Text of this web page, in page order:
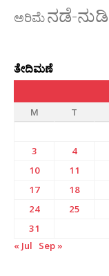
ಅರಿಮೆನಡೆ-ನುಡಿ
ತೇದಿಮಣೆ
M
T
3
4
10
11
17
18
24
25
31
« Jul
Sep »